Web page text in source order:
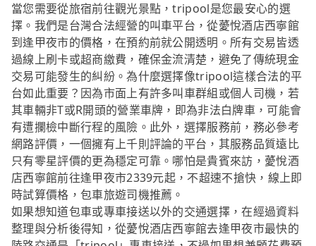
當您需要從旅宿前往觀光景點，tripool是您最安心的選
擇。我們是台灣合法經營的叫車平台，從薆悅酒店西寧館
到逢甲夜市的價格，在預約前就公開透明。所有交易皆透
過線上刷卡或超商繳費，確保金流清楚，避免了傳統現金
交易可能發生的糾紛。為什麼選擇像tripool這樣合法的平
台如此重要？因為市面上有許多叫車群組或個人司機，若
其車輛非T或R開頭的營業車牌，即為非法白牌車，可能會
有遭攔檢中斷行程的風險。此外，選擇服務前，務必參考
網路評價，一個擁有上千則評論的平台，其服務品質遠比
只有零星評價的更為穩定可靠。哪怕是貴賓來訪，薆悅酒
店西寧館前往逢甲夜市2339元起，不超速不搶快，線上即
時試算價格，包車旅遊司機推薦。
如果想知道包車或專車接送以外的交通選擇，在經過資料
整理與分析後得知，從薆悅酒店西寧館去逢甲夜市最快的